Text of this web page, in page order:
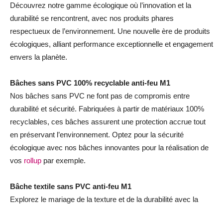
Découvrez notre gamme écologique où l’innovation et la
durabilité se rencontrent, avec nos produits phares
respectueux de l’environnement. Une nouvelle ère de produits
écologiques, alliant performance exceptionnelle et engagement
envers la planète.
Bâches sans PVC 100% recyclable anti-feu M1
Nos bâches sans PVC ne font pas de compromis entre
durabilité et sécurité. Fabriquées à partir de matériaux 100%
recyclables, ces bâches assurent une protection accrue tout
en préservant l’environnement. Optez pour la sécurité
écologique avec nos bâches innovantes pour la réalisation de
vos rollup par exemple.
Bâche textile sans PVC anti-feu M1
Explorez le mariage de la texture et de la durabilité avec la